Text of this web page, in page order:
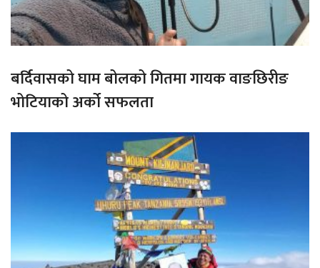
बर्दिवासको घाम बोलको गितमा गायक वाङछिरीङ
भोटियाको अर्को सफलता